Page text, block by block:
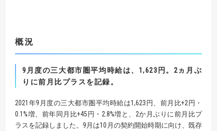
概況
9 月度の三大都市圏平均時給は、 1,623 円 。 2ヵ月ぶ
りに前月比プラスを記録。
2021年9月度の三大都市圏平均時給は1,623円、前月比+2円・
0.1%増、前年同月比+45円・2.8%増と、2か月ぶりに前月比プ
ラスを記録しました。9月は10月の契約開始時期に向け、既存